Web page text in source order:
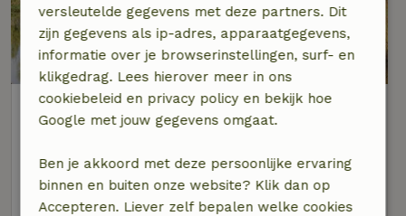
Natuurhuisje in zarren
West-Vlaanderen, België
9,2/10
2 personen1 slaapkamer
bekijk
versleutelde gegevens met deze partners. Dit
zijn gegevens als ip-adres, apparaatgegevens,
informatie over je browserinstellingen, surf- en
klikgedrag. Lees hierover meer in ons
cookiebeleid en privacy policy en bekijk hoe
Google met jouw gegevens omgaat.
Ben je akkoord met deze persoonlijke ervaring
binnen en buiten onze website? Klik dan op
Accepteren. Liever zelf bepalen welke cookies